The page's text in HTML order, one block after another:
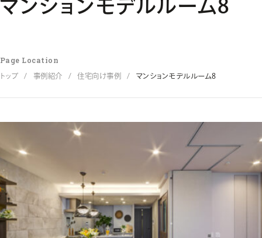
マンションモデルルーム8
Page Location
トップ 事例紹介 住宅向け事例 マンションモデルルーム8